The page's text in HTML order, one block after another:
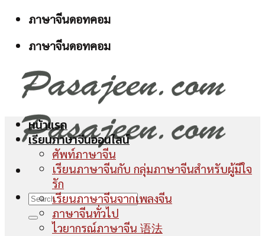
Skip
content
ภาษาจีนดอทคอม
ภาษาจีนดอทคอม
หน้าแรก
เรียนภาษาจีนออนไลน์
ศัพท์ภาษาจีน
เรียนภาษาจีนกับ กลุ่มภาษาจีนสำหรับผู้มีใจ
รัก
เรียนภาษาจีนจากเพลงจีน
ภาษาจีนทั่วไป
ไวยากรณ์ภาษาจีน 语法